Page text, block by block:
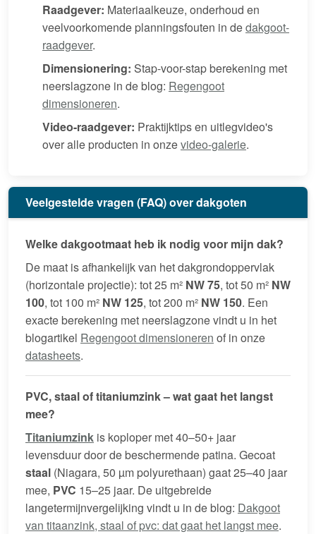
Raadgever: Materiaalkeuze, onderhoud en
veelvoorkomende planningsfouten in dedakgoot-
raadgever.
Dimensionering: Stap-voor-stap berekening met
neerslagzone in de blog: Regengoot
dimensioneren.
Video-raadgever: Praktijktips en uitlegvideo's
over alle producten in onzevideo-galerie.
Veelgestelde vragen (FAQ) over dakgoten
Welke dakgootmaat heb ik nodig voor mijn dak?
De maat is afhankelijk van het dakgrondoppervlak
(horizontale projectie): tot 25 m² NW 75, tot 50 m² NW
100, tot 100 m² NW 125, tot 200 m² NW 150. Een
exacte berekening met neerslagzone vindt u in het
blogartikel Regengoot dimensioneren of in onze
datasheets.
PVC, staal of titaniumzink – wat gaat het langst
mee?
Titaniumzink is koploper met 40–50+ jaar
levensduur door de beschermende patina. Gecoat
staal (Niagara, 50 µm polyurethaan) gaat 25–40 jaar
mee, PVC 15–25 jaar. De uitgebreide
langetermijnvergelijking vindt u in de blog: Dakgoot
van titaanzink, staal of pvc: dat gaat het langst mee.